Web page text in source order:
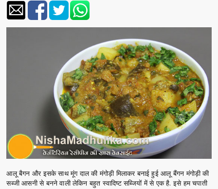
आलू बैगन और इसके साथ मूंग दाल की मंगोड़ी मिलाकर बनाई हुई आलू बैंगन मंगोड़ी की
सब्जी आसनी से बनने वाली लेकिन बहुत स्वादिष्ट सब्जियों में से एक है. इसे हम चपाती